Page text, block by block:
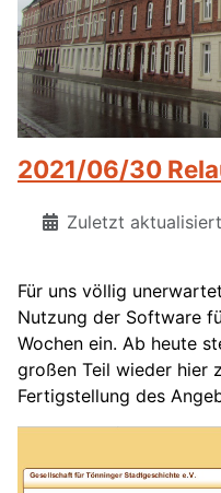
2021/06/30
Zuletzt
Für uns völlig
Nutzung der Software
Wochen ein. Ab heute
großen Teil wieder hier
Fertigstellung des